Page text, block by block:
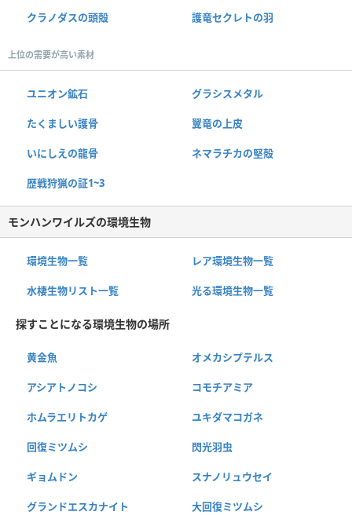
クラノダスの頭殻 護竜セクレトの羽
上位の需要が高い素材
ユニオン鉱石 グラシスメタル
たくましい護骨 翼竜の上皮
いにしえの龍骨 ネマラチカの堅殻
歴戦狩猟の証1~3
モンハンワイルズの環境生物
環境生物一覧 レア環境生物一覧
水棲生物リスト一覧 光る環境生物一覧
探すことになる環境生物の場所
黄金魚 オメカシプテルス
アシアトノコシ コモチアミア
ホムラエリトカゲ ユキダマコガネ
回復ミツムシ 閃光羽虫
ギョムドン スナノリュウセイ
グランドエスカナイト 大回復ミツムシ